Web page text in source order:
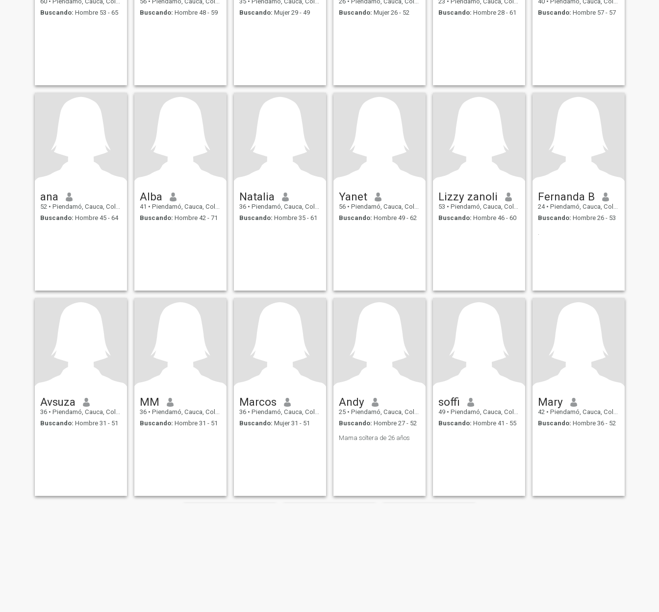
Buscando: Hombre 53 - 65
Buscando: Hombre 48 - 59
Buscando: Mujer 29 - 49
Buscando: Mujer 26 - 52
Buscando: Hombre 28 - 61
Buscando: Hombre 57 - 57
ana
52 • Piendamó, Cauca, Colombia
Buscando: Hombre 45 - 64
Alba
41 • Piendamó, Cauca, Colombia
Buscando: Hombre 42 - 71
Natalia
36 • Piendamó, Cauca, Colombia
Buscando: Hombre 35 - 61
Yanet
56 • Piendamó, Cauca, Colombia
Buscando: Hombre 49 - 62
Lizzy zanoli
53 • Piendamó, Cauca, Colombia
Buscando: Hombre 46 - 60
Fernanda B
24 • Piendamó, Cauca, Colombia
Buscando: Hombre 26 - 53
Avsuza
36 • Piendamó, Cauca, Colombia
Buscando: Hombre 31 - 51
MM
36 • Piendamó, Cauca, Colombia
Buscando: Hombre 31 - 51
Marcos
36 • Piendamó, Cauca, Colombia
Buscando: Mujer 31 - 51
Andy
25 • Piendamó, Cauca, Colombia
Buscando: Hombre 27 - 52
Mama soltera de 26 años
soffi
49 • Piendamó, Cauca, Colombia
Buscando: Hombre 41 - 55
Mary
42 • Piendamó, Cauca, Colombia
Buscando: Hombre 36 - 52